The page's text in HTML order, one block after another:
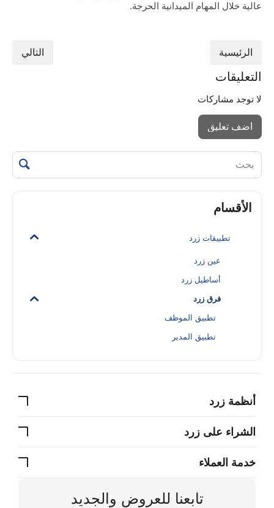
عالية خلال المهام الميدانية الحرجة.
الرئيسية التالي
التعليقات
لا توجد مشاركات
أضف تعليق
الأقسام
تطبيقات زرد
عين زرد
أساطيل زرد
فرق زرد
تطبيق الموظف
تطبيق المدير
أنظمة زرد
الشراء على زرد
خدمة العملاء
تابعنا للعروض والجديد